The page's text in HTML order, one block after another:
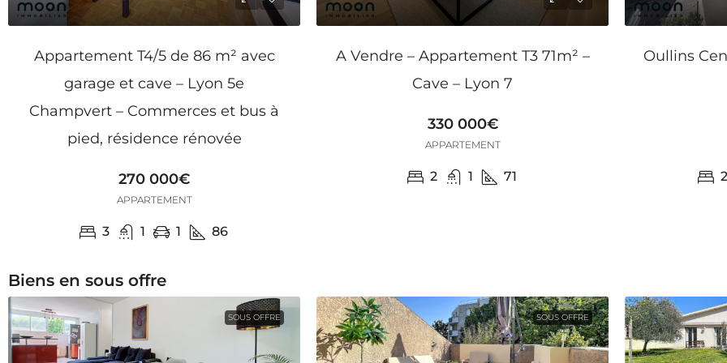
Appartement T4/5 de 86 m² avec
garage et cave – Lyon 5e
Champvert – Commerces et bus à
pied, résidence rénovée
270 000€
APPARTEMENT
3 1 1 86
A Vendre – Appartement T3 71m² –
Cave – Lyon 7
330 000€
APPARTEMENT
2 1 71
Oullins
2
Biens en sous offre
SOUS OFFRE SOUS OFFRE